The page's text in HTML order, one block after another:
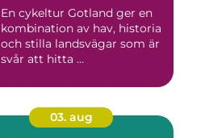
En cykeltur Gotland ger en
kombination av hav, historia
och stilla landsvägar som är
svår att hitta ...
03. aug